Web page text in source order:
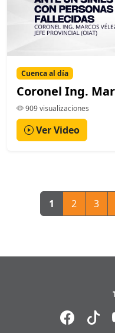
Cuenca al día
Coronel Ing.
909 visualizaciones
Ver Video
1 2 3